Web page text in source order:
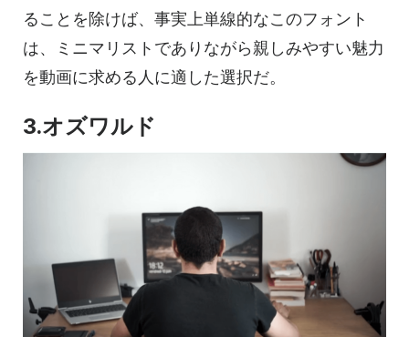
ることを除けば、事実上単線的なこのフォント
は、ミニマリストでありながら親しみやすい魅力
を動画に求める人に適した選択だ。
3.オズワルド